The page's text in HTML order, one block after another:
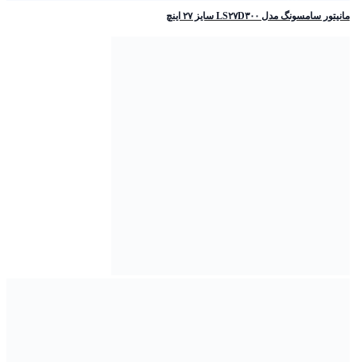
مانیتور سامسونگ مدل LS۲۷D۳۰۰ سایز ۲۷ اینچ